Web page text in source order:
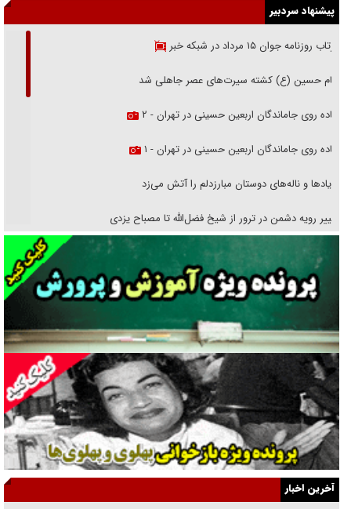
پیشنهاد سردبیر
بازتاب روزنامه جوان ۱۵ مرداد در شبکه خبر
امام حسین (ع) کشته سیرت‌های عصر جاهلی شد
پیاده روی جاماندگان اربعین حسینی در تهران - ۲
پیاده روی جاماندگان اربعین حسینی در تهران - ۱
فریاد‌ها و ناله‌های دوستان مبارزدلم را آتش می‌زد
تغییر رویه دشمن در ترور از شیخ فضل‌الله تا مصباح یزدی
خرید قسطی اولش خنده و آخرش گریه است!
فوتبال و آن «بالا»!
راهبرد غافلگیری با نسل جدید پهپاد‌ها
جنجال پزشکان تقلبی در صنعت زیبایی
یهودی‌ها در ادبیات داستانی اروپا؛ از شکسپیر تا دیکنز
گفت‌وگو با خواهر یکی از شهدای جنگ رمضان/ خواهرم فرمانده جهادی و
اهل خدمت بی‌منت بود
جزئیات شکنجه‌هایم فراتر از آن است که در بیان بگنجد!
آخرین اخبار